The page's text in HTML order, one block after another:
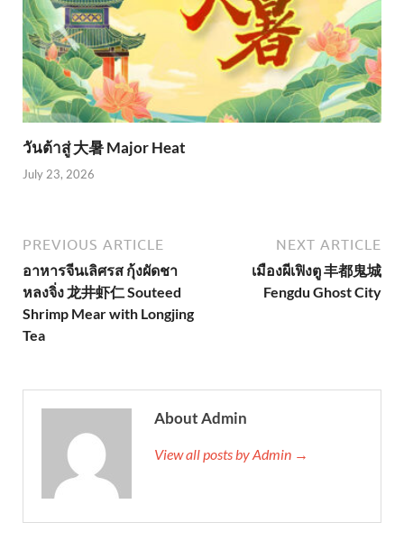
วันต้าสู่ 大暑 Major Heat
July 23, 2026
PREVIOUS ARTICLE
อาหารจีนเลิศรส กุ้งผัดชา
หลงจิ่ง 龙井虾仁 Souteed
Shrimp Mear with Longjing
Tea
NEXT ARTICLE
เมืองผีเฟิงตู 丰都鬼城
Fengdu Ghost City
About Admin
View all posts by Admin →